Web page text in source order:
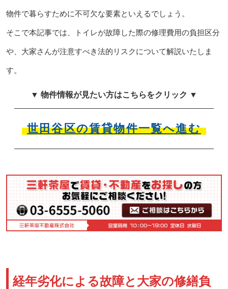
物件で暮らすために不可欠な要素といえるでしょう。
そこで本記事では、トイレが故障した際の修理費用の負担区分
や、大家さんが注意すべき法的リスクについて解説いたしま
す。
▼ 物件情報が見たい方はこちらをクリック ▼
世田谷区の賃貸物件一覧へ進む
経年劣化による故障と大家の修繕負